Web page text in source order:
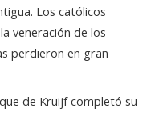
Los católicos
veneración de los
perdieron en gran
de Kruijf completó su